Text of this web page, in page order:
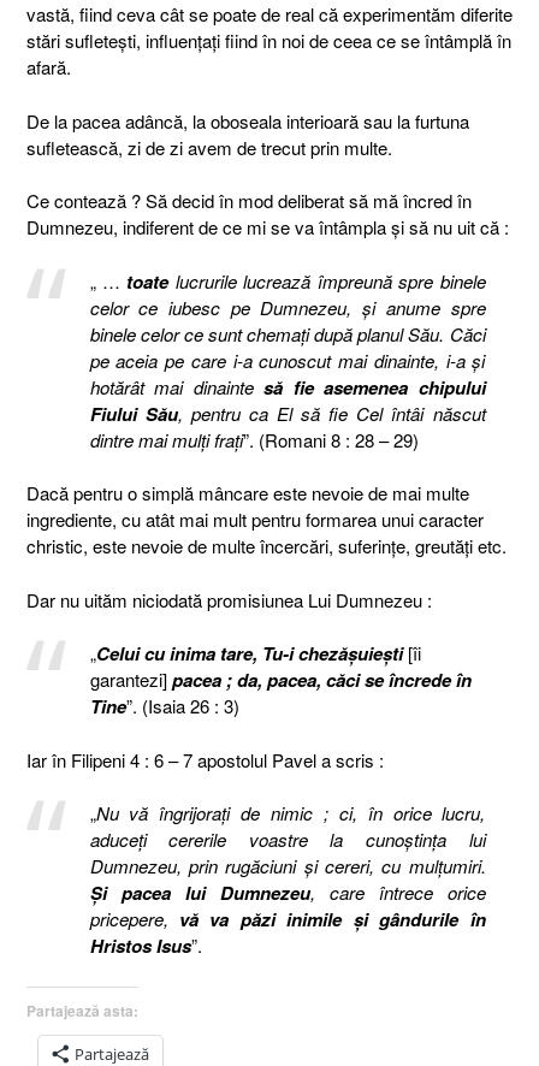
vastă, fiind ceva cât se poate de real că experimentăm diferite
stări sufleteşti, influenţaţi fiind în noi de ceea ce se întâmplă în
afară.
De la pacea adâncă, la oboseala interioară sau la furtuna
sufletească, zi de zi avem de trecut prin multe.
Ce contează ? Să decid în mod deliberat să mă încred în
Dumnezeu, indiferent de ce mi se va întâmpla şi să nu uit că :
„ … toatelucrurile lucrează împreună spre binele
celor ce iubesc pe Dumnezeu, şi anume spre
binele celor ce sunt chemaţi după planul Său. Căci
pe aceia pe care i-a cunoscut mai dinainte, i-a şi
hotărât mai dinainte să fie asemenea chipului
Fiului Său, pentru ca El să fie Cel întâi născut
dintre mai mulţi fraţi”. (Romani 8 : 28 – 29)
Dacă pentru o simplă mâncare este nevoie de mai multe
ingrediente, cu atât mai mult pentru formarea unui caracter
christic, este nevoie de multe încercări, suferinţe, greutăţi etc.
Dar nu uităm niciodată promisiunea Lui Dumnezeu :
„Celui cu inima tare, Tu-i chezăşuieşti[îi
garantezi]pacea ; da, pacea, căci se încrede în
Tine”. (Isaia 26 : 3)
Iar în Filipeni 4 : 6 – 7 apostolul Pavel a scris :
„Nu vă îngrijoraţi de nimic ; ci, în orice lucru,
aduceţi cererile voastre la cunoştinţa lui
Dumnezeu, prin rugăciuni şi cereri, cu mulţumiri.
Şi pacea lui Dumnezeu, care întrece orice
pricepere, vă va păzi inimile şi gândurile în
Hristos Isus”.
Partajează asta:
Partajează